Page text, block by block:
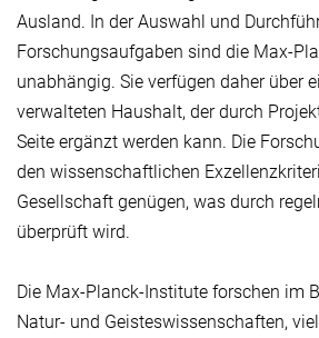
Ausland. In der Auswahl und
Forschungsaufgaben sind die Max-
unabhän­gig. Sie verfügen daher über
verwalteten Haushalt, der durch
Seite er­gänzt werden kann. Die
den wissen­schaftlichen
Gesellschaft genügen, was durch
überprüft wird.
Die Max-Planck-Institute forschen im
Natur- und Geisteswissen­schaften,